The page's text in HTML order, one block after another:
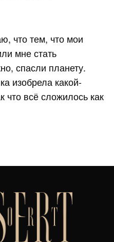
что тем, что мои
мне стать
спасли планету.
изобрела какой-
всё сложилось как